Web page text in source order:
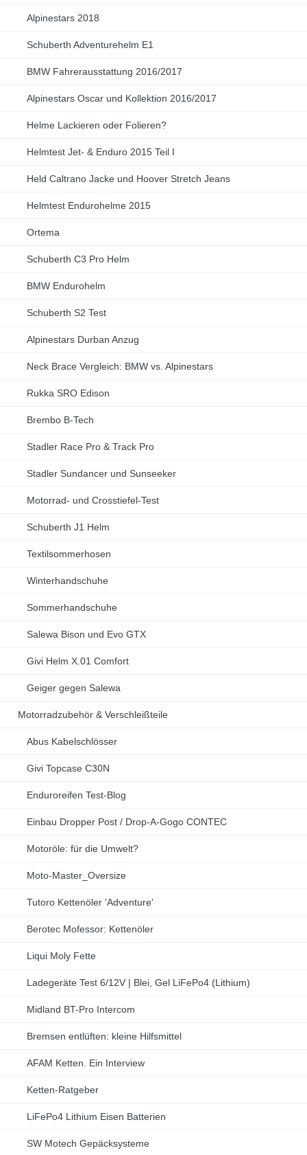
Alpinestars 2018
Schuberth Adventurehelm E1
BMW Fahrerausstattung 2016/2017
Alpinestars Oscar und Kollektion 2016/2017
Helme Lackieren oder Folieren?
Helmtest Jet- & Enduro 2015 Teil I
Held Caltrano Jacke und Hoover Stretch Jeans
Helmtest Endurohelme 2015
Ortema
Schuberth C3 Pro Helm
BMW Endurohelm
Schuberth S2 Test
Alpinestars Durban Anzug
Neck Brace Vergleich: BMW vs. Alpinestars
Rukka SRO Edison
Brembo B-Tech
Stadler Race Pro & Track Pro
Stadler Sundancer und Sunseeker
Motorrad- und Crosstiefel-Test
Schuberth J1 Helm
Textilsommerhosen
Winterhandschuhe
Sommerhandschuhe
Salewa Bison und Evo GTX
Givi Helm X.01 Comfort
Geiger gegen Salewa
Motorradzubehör & Verschleißteile
Abus Kabelschlösser
Givi Topcase C30N
Enduroreifen Test-Blog
Einbau Dropper Post / Drop-A-Gogo CONTEC
Motoröle: für die Umwelt?
Moto-Master_Oversize
Tutoro Kettenöler 'Adventure'
Berotec Mofessor: Kettenöler
Liqui Moly Fette
Ladegeräte Test 6/12V | Blei, Gel LiFePo4 (Lithium)
Midland BT-Pro Intercom
Bremsen entlüften: kleine Hilfsmittel
AFAM Ketten. Ein Interview
Ketten-Ratgeber
LiFePo4 Lithium Eisen Batterien
SW Motech Gepäcksysteme